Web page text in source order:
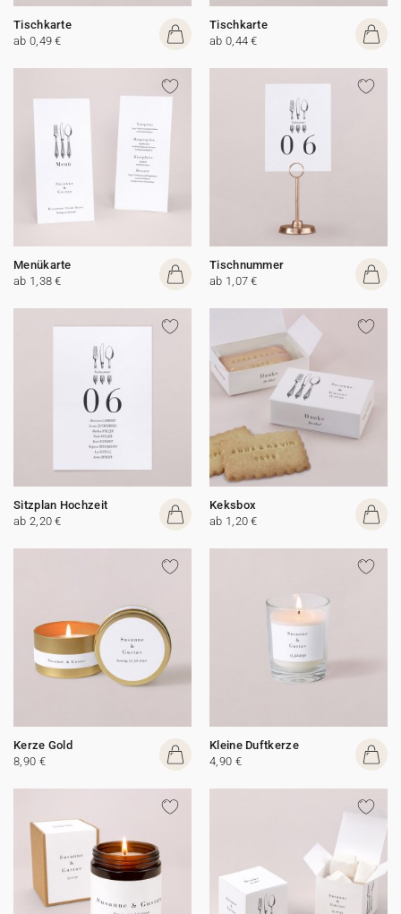
Tischkarte
ab 0,49 €
Tischkarte
ab 0,44 €
Menükarte
ab 1,38 €
Tischnummer
ab 1,07 €
Sitzplan Hochzeit
ab 2,20 €
Keksbox
ab 1,20 €
Kerze Gold
8,90 €
Kleine Duftkerze
4,90 €